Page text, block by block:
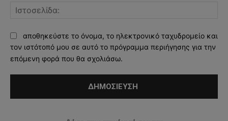
αποθηκεύστε το όνομα, το ηλεκτρονικό ταχυδρομείο και
τον ιστότοπό μου σε αυτό το πρόγραμμα περιήγησης για την
επόμενη φορά που θα σχολιάσω.